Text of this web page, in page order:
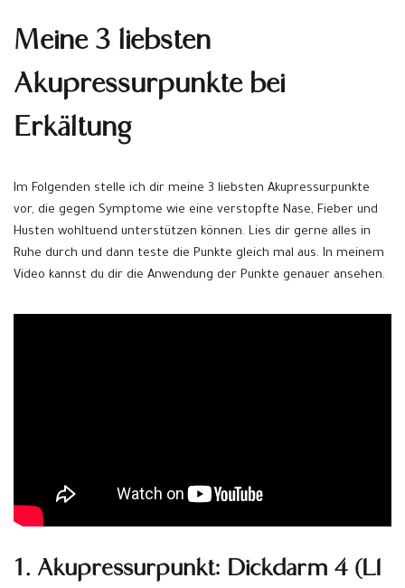
Meine 3 liebsten
Akupressurpunkte bei
Erkältung
Im Folgenden stelle ich dir meine 3 liebsten Akupressurpunkte
vor, die gegen Symptome wie eine verstopfte Nase, Fieber und
Husten wohltuend unterstützen können. Lies dir gerne alles in
Ruhe durch und dann teste die Punkte gleich mal aus. In meinem
Video kannst du dir die Anwendung der Punkte genauer ansehen.
1. Akupressurpunkt: Dickdarm 4 (LI